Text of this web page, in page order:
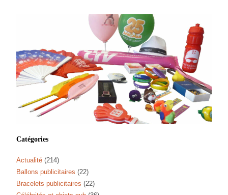
Catégories
Actualité (214)
Ballons publicitaires (22)
Bracelets publicitaires (22)